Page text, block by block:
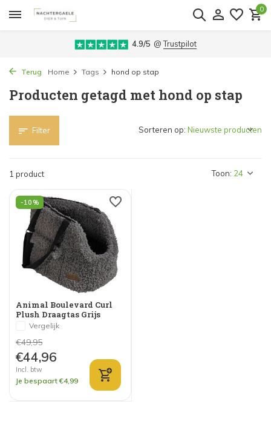
0
4.9/5 @Trustpilot
Terug Home Tags hond op stap
Producten getagd met hond op stap
Filter
1 product Toon:
Sorteren op:
-10%
Animal Boulevard Curl
Plush Draagtas Grijs
Vergelijk
€49,95
€44,96
Incl. btw
Je bespaart €4,99